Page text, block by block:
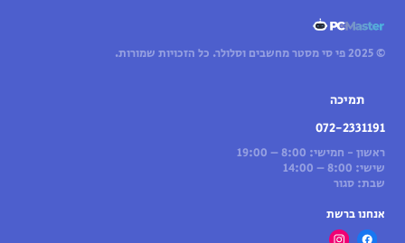
© 2025 פי סי מסטר מחשבים וסלולר. כל הזכויות שמורות.
תמיכה
072-2331191
ראשון - חמישי: 8:00 – 19:00
שישי: 8:00 – 14:00
שבת: סגור
אנחנו ברשת